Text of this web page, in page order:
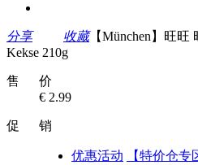
分享 收藏【München】旺旺
Kekse 210g
售 价
€ 2.99
促 销
优惠活动
【特价仓